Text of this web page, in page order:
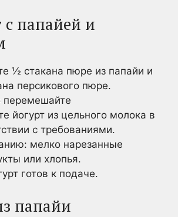
с папайей и
½ стакана пюре из папайи и
персикового пюре.
йогурт из цельного молока в
с требованиями.
мелко нарезанные
или хлопья.
готов к подаче.
папайи